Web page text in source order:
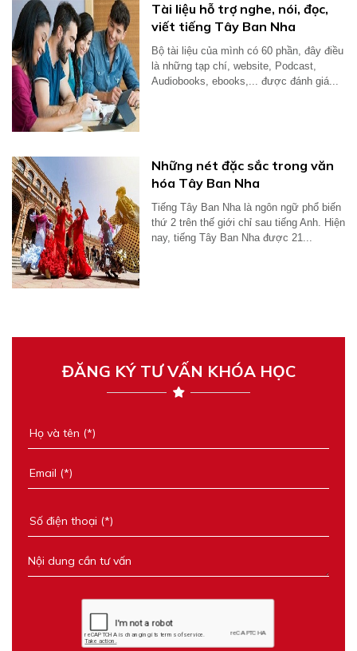
Tài liệu hỗ trợ nghe, nói, đọc,
viết tiếng Tây Ban Nha
Bộ tài liệu của mình có 60 phần, đây điều
là những tạp chí, website, Podcast,
Audiobooks, ebooks,... được đánh giá...
Những nét đặc sắc trong văn
hóa Tây Ban Nha
Tiếng Tây Ban Nha là ngôn ngữ phổ biến
thứ 2 trên thế giới chỉ sau tiếng Anh. Hiện
nay, tiếng Tây Ban Nha được 21...
ĐĂNG KÝ TƯ VẤN KHÓA HỌC